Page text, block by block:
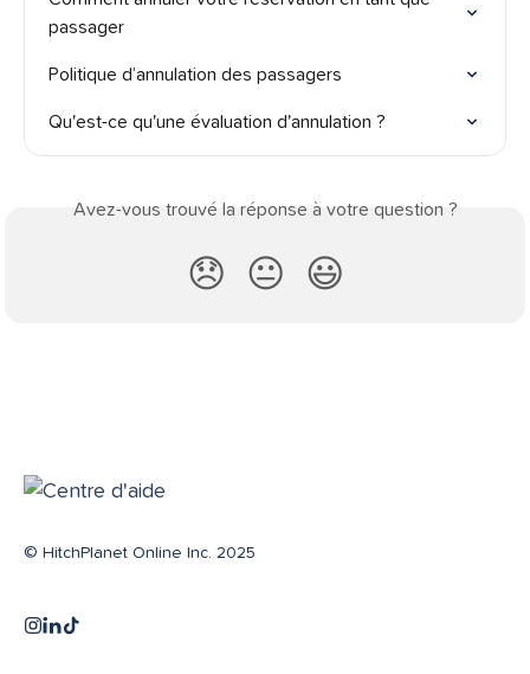
passager
Politique d’annulation des passagers
Qu'est-ce qu'une évaluation d'annulation ?
Avez-vous trouvé la réponse à votre question ?
😞 😐 😃
© HitchPlanet Online Inc. 2025